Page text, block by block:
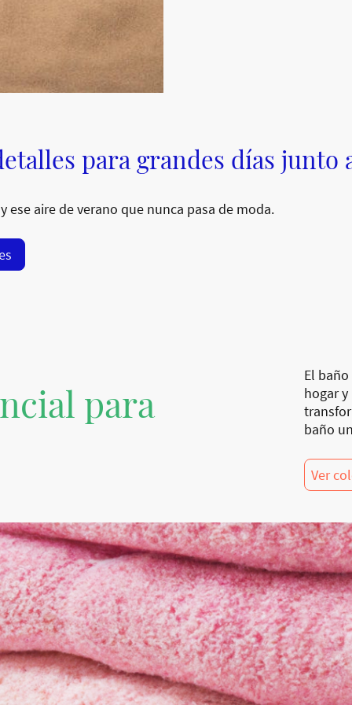
para grandes días junto
ese aire de verano que nunca pasa de moda.
para
El
hogar
baño
Ver